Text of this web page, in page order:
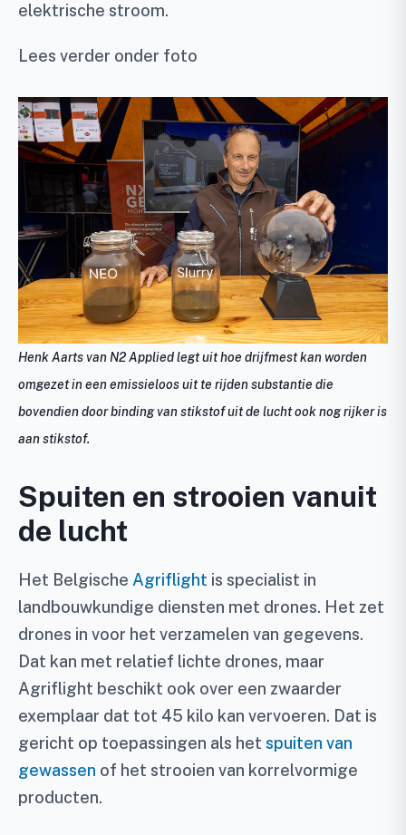
elektrische stroom.
Lees verder onder foto
Henk Aarts van N2 Applied legt uit hoe drijfmest kan worden
omgezet in een emissieloos uit te rijden substantie die
bovendien door binding van stikstof uit de lucht ook nog rijker is
aan stikstof.
Spuiten en strooien vanuit
de lucht
Het Belgische Agriflight is specialist in
landbouwkundige diensten met drones. Het zet
drones in voor het verzamelen van gegevens.
Dat kan met relatief lichte drones, maar
Agriflight beschikt ook over een zwaarder
exemplaar dat tot 45 kilo kan vervoeren. Dat is
gericht op toepassingen als het spuiten van
gewassen of het strooien van korrelvormige
producten.